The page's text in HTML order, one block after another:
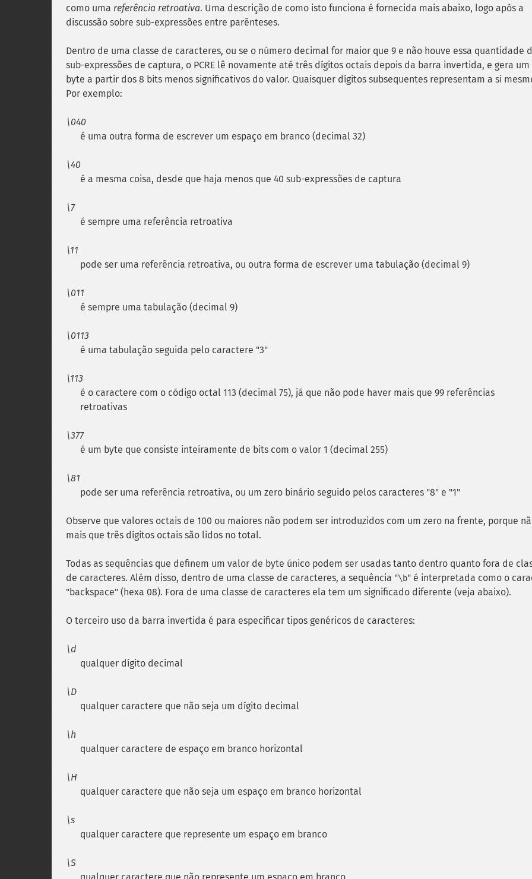
como uma referência retroativa. Uma descrição de como isto funciona é fornecida mais abaixo, logo após a
discussão sobre sub-expressões entre parênteses.
Dentro de uma classe de caracteres, ou se o número decimal for maior que 9 e não houve essa quantidade
sub-expressões de captura, o PCRE lê novamente até três dígitos octais depois da barra invertida, e gera um
byte a partir dos 8 bits menos significativos do valor. Quaisquer dígitos subsequentes representam a si
Por exemplo:
\040
é uma outra forma de escrever um espaço em branco (decimal 32)
\40
é a mesma coisa, desde que haja menos que 40 sub-expressões de captura
\7
é sempre uma referência retroativa
\11
pode ser uma referência retroativa, ou outra forma de escrever uma tabulação (decimal 9)
\011
é sempre uma tabulação (decimal 9)
\0113
é uma tabulação seguida pelo caractere "3"
\113
é o caractere com o código octal 113 (decimal 75), já que não pode haver mais que 99 referências
retroativas
\377
é um byte que consiste inteiramente de bits com o valor 1 (decimal 255)
\81
pode ser uma referência retroativa, ou um zero binário seguido pelos caracteres "8" e "1"
Observe que valores octais de 100 ou maiores não podem ser introduzidos com um zero na frente, porque
mais que três dígitos octais são lidos no total.
Todas as sequências que definem um valor de byte único podem ser usadas tanto dentro quanto fora de
de caracteres. Além disso, dentro de uma classe de caracteres, a sequência "\b" é interpretada como o
"backspace" (hexa 08). Fora de uma classe de caracteres ela tem um significado diferente (veja abaixo).
O terceiro uso da barra invertida é para especificar tipos genéricos de caracteres:
\d
qualquer dígito decimal
\D
qualquer caractere que não seja um dígito decimal
\h
qualquer caractere de espaço em branco horizontal
\H
qualquer caractere que não seja um espaço em branco horizontal
\s
qualquer caractere que represente um espaço em branco
\S